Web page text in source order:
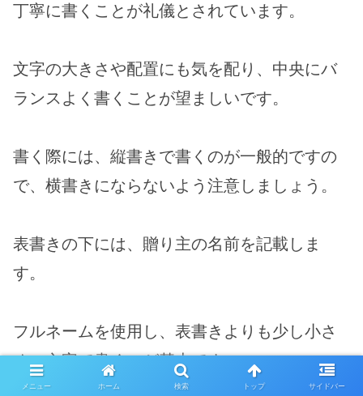
丁寧に書くことが礼儀とされています。
文字の大きさや配置にも気を配り、中央にバ
ランスよく書くことが望ましいです。
書く際には、縦書きで書くのが一般的ですの
で、横書きにならないよう注意しましょう。
表書きの下には、贈り主の名前を記載しま
す。
フルネームを使用し、表書きよりも少し小さ
めの文字で書くのが基本です。
メニュー ホーム 検索 トップ サイドバー